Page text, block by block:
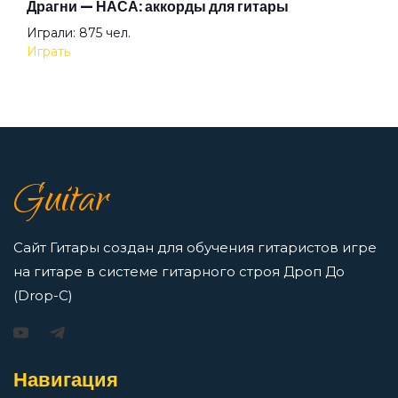
Без названия
Бессмертная сестра Хо
легкие и простые песни на гитаре
Просмотров: 23259 чел.
Перейти
Просмотров: 16415 чел.
Перейти
Игорь Растеряев — Безрукавочка: аккорды для
Просмотров: 15192 чел.
Драгни — НАСА: аккорды для гитары
Играли: 875 чел.
Играть
Guitar
Сайт Гитары создан для обучения гитаристов игре
на гитаре в системе гитарного строя Дроп До
(Drop-C)
Навигация